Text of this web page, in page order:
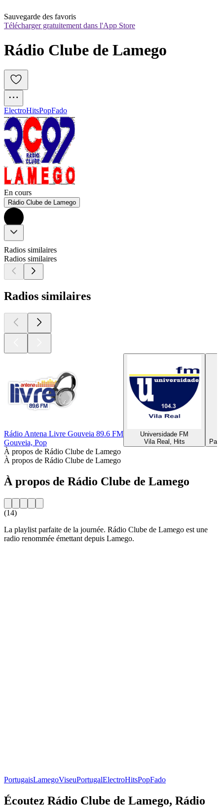
Sauvegarde des favoris
Télécharger gratuitement dans l'App Store
Rádio Clube de Lamego
ElectroHitsPopFado
En cours
Rádio Clube de Lamego
Radios similaires
Radios similaires
Radios similaires
Rádio Antena Livre Gouveia 89.6 FM
Gouveia, Pop
Universidade FM
Vila Real, Hits
À propos de Rádio Clube de Lamego
À propos de Rádio Clube de Lamego
À propos de Rádio Clube de Lamego
(14)
La playlist parfaite de la journée. Rádio Clube de Lamego est une
radio renommée émettant depuis Lamego.
PortugaisLamegoViseuPortugalElectroHitsPopFado
Écoutez Rádio Clube de Lamego, Rádio